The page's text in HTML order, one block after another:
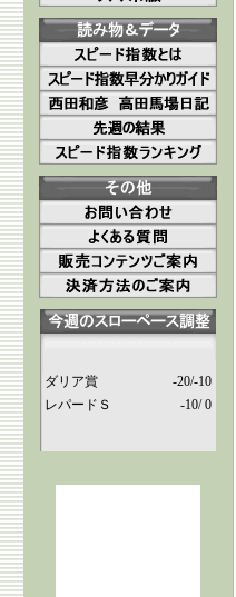
ダリア賞
-20/-10
レパードＳ
-10/ 0